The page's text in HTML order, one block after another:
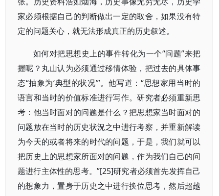
家必须根据自己的判断做出一定的取舍，如果没有特
定的问题关心，就无法形成真正的历史叙述。
如何对把思想史上的事件转化为一个“问题”来把
握呢？丸山认为必须通过移情体验，把过去的具体事
态“抽象为‘典型的状况’”。他写道：“思想家用当时的
语言和当时的价值标准进行写作。研究者必须重新思
考：他当时面对的问题是什么？把思想家当时面对的
问题放在当时的历史状況之中进行考察，并重新解读
为今天的或者将来的时代的问题，于是，我们就可以
把历史上的思想家所面对的问题，作为我们自己的问
题进行主体性的思考。”[25]研究者必须首先发挥自己
的想象力，置身于历史之中进行换位思考，然后超越